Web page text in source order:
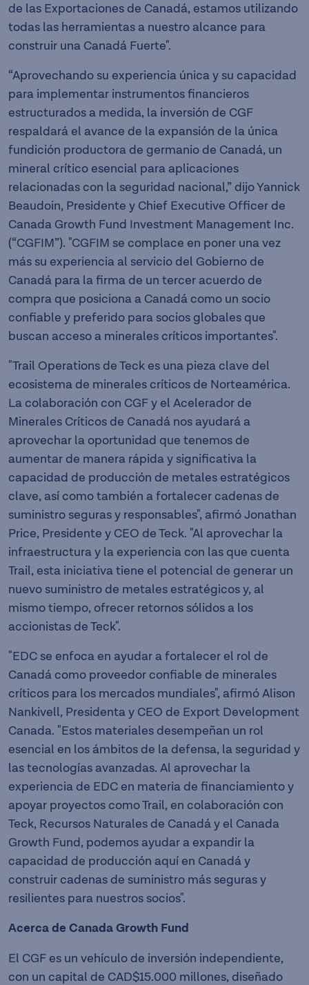
de las Exportaciones de Canadá, estamos utilizando
todas las herramientas a nuestro alcance para
construir una Canadá Fuerte".
“Aprovechando su experiencia única y su capacidad
para implementar instrumentos financieros
estructurados a medida, la inversión de CGF
respaldará el avance de la expansión de la única
fundición productora de germanio de Canadá, un
mineral crítico esencial para aplicaciones
relacionadas con la seguridad nacional,” dijo Yannick
Beaudoin, Presidente y Chief Executive Officer de
Canada Growth Fund Investment Management Inc.
(“CGFIM”). "CGFIM se complace en poner una vez
más su experiencia al servicio del Gobierno de
Canadá para la firma de un tercer acuerdo de
compra que posiciona a Canadá como un socio
confiable y preferido para socios globales que
buscan acceso a minerales críticos importantes".
"Trail Operations de Teck es una pieza clave del
ecosistema de minerales críticos de Norteamérica.
La colaboración con CGF y el Acelerador de
Minerales Críticos de Canadá nos ayudará a
aprovechar la oportunidad que tenemos de
aumentar de manera rápida y significativa la
capacidad de producción de metales estratégicos
clave, así como también a fortalecer cadenas de
suministro seguras y responsables", afirmó Jonathan
Price, Presidente y CEO de Teck. "Al aprovechar la
infraestructura y la experiencia con las que cuenta
Trail, esta iniciativa tiene el potencial de generar un
nuevo suministro de metales estratégicos y, al
mismo tiempo, ofrecer retornos sólidos a los
accionistas de Teck".
"EDC se enfoca en ayudar a fortalecer el rol de
Canadá como proveedor confiable de minerales
críticos para los mercados mundiales", afirmó Alison
Nankivell, Presidenta y CEO de Export Development
Canada. "Estos materiales desempeñan un rol
esencial en los ámbitos de la defensa, la seguridad y
las tecnologías avanzadas. Al aprovechar la
experiencia de EDC en materia de financiamiento y
apoyar proyectos como Trail, en colaboración con
Teck, Recursos Naturales de Canadá y el Canada
Growth Fund, podemos ayudar a expandir la
capacidad de producción aquí en Canadá y
construir cadenas de suministro más seguras y
resilientes para nuestros socios".
Acerca de Canada Growth Fund
El CGF es un vehículo de inversión independiente,
con un capital de CAD$15.000 millones, diseñado